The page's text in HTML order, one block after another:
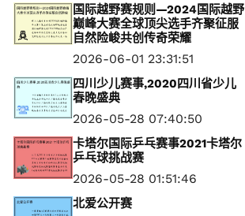
国际越野赛规则—2024国际越野
巅峰大赛全球顶尖选手齐聚征服
自然险峻共创传奇荣耀
2026-06-01 23:31:51
四川少儿赛事,2020四川省少儿
春晚盛典
2026-05-28 07:40:50
卡塔尔国际乒乓赛事2021卡塔尔
乒乓球挑战赛
2026-05-28 01:51:46
北爱公开赛